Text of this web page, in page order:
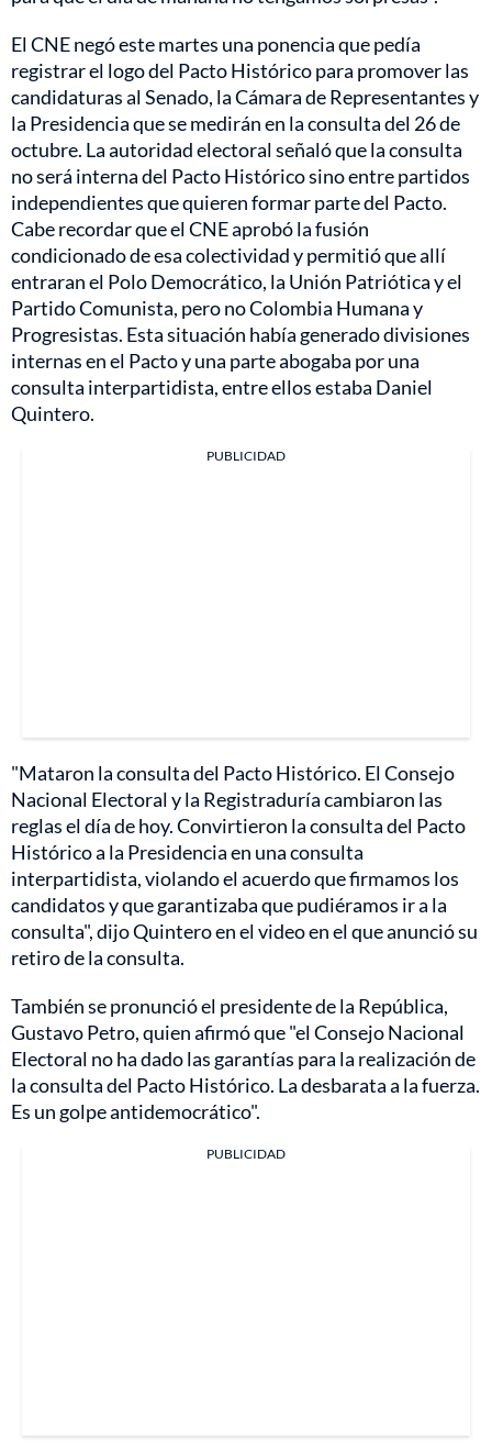
El CNE negó este martes una ponencia que pedía
registrar el logo del Pacto Histórico para promover las
candidaturas al Senado, la Cámara de Representantes y
la Presidencia que se medirán en la consulta del 26 de
octubre. La autoridad electoral señaló que la consulta
no será interna del Pacto Histórico sino entre partidos
independientes que quieren formar parte del Pacto.
Cabe recordar que el CNE aprobó la fusión
condicionado de esa colectividad y permitió que allí
entraran el Polo Democrático, la Unión Patriótica y el
Partido Comunista, pero no Colombia Humana y
Progresistas. Esta situación había generado divisiones
internas en el Pacto y una parte abogaba por una
consulta interpartidista, entre ellos estaba Daniel
Quintero.
PUBLICIDAD
"Mataron la consulta del Pacto Histórico. El Consejo
Nacional Electoral y la Registraduría cambiaron las
reglas el día de hoy. Convirtieron la consulta del Pacto
Histórico a la Presidencia en una consulta
interpartidista, violando el acuerdo que firmamos los
candidatos y que garantizaba que pudiéramos ir a la
consulta", dijo Quintero en el video en el que anunció su
retiro de la consulta.
También se pronunció el presidente de la República,
Gustavo Petro, quien afirmó que "el Consejo Nacional
Electoral no ha dado las garantías para la realización de
la consulta del Pacto Histórico. La desbarata a la fuerza.
Es un golpe antidemocrático".
PUBLICIDAD